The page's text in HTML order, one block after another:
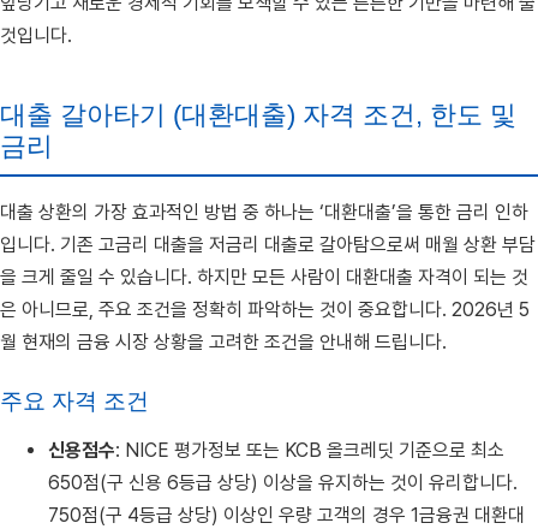
것입니다.
대출 갈아타기 (대환대출) 자격 조건, 한도 및
금리
대출 상환의 가장 효과적인 방법 중 하나는 ‘대환대출’을 통한 금리 인하
입니다. 기존 고금리 대출을 저금리 대출로 갈아탐으로써 매월 상환 부담
을 크게 줄일 수 있습니다. 하지만 모든 사람이 대환대출 자격이 되는 것
은 아니므로, 주요 조건을 정확히 파악하는 것이 중요합니다. 2026년 5
월 현재의 금융 시장 상황을 고려한 조건을 안내해 드립니다.
주요 자격 조건
신용점수: NICE 평가정보 또는 KCB 올크레딧 기준으로 최소
650점(구 신용 6등급 상당) 이상을 유지하는 것이 유리합니다.
750점(구 4등급 상당) 이상인 우량 고객의 경우 1금융권 대환대